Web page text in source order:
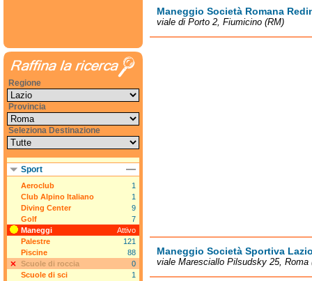
Maneggio Società Romana
viale di Porto 2, Fiumicino (RM)
Maneggio Società Sportiva
viale Maresciallo Pilsudsky 25, Roma
Regione
Provincia
Seleziona Destinazione
Sport
Aeroclub
1
Club Alpino Italiano
1
Diving Center
9
Golf
7
Maneggi
Attivo
Palestre
121
Piscine
88
Scuole di roccia
0
Scuole di sci
1